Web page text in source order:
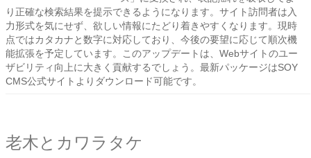
り正確な検索結果を提示できるようになります。サイト訪問者は入
力形式を気にせず、欲しい情報にたどり着きやすくなります。現時
点ではカタカナと数字に対応しており、今後の要望に応じて順次機
能拡張を予定しています。このアップデートは、Webサイトのユー
ザビリティ向上に大きく貢献するでしょう。最新パッケージはSOY
CMS公式サイトよりダウンロード可能です。
老木とカワラタケ